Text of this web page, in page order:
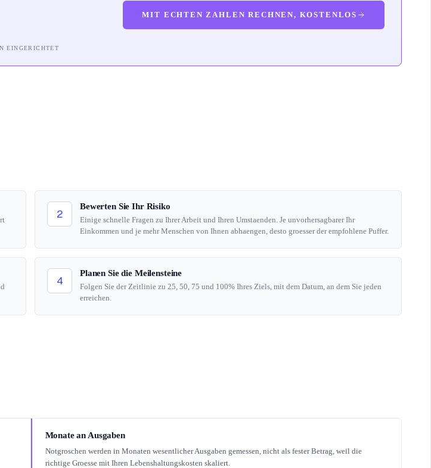
MIT ECHTEN ZAHLEN RECHNEN, KOSTENLOS
EINGERICHTET
2
Bewerten Sie Ihr Risiko
Einige schnelle Fragen zu Ihrer Arbeit und Ihren Umstaenden. Je unvorhersagbarer Ihr
Einkommen und je mehr Menschen von Ihnen abhaengen, desto groesser der empfohlene Puffer.
4
Planen Sie die Meilensteine
Folgen Sie der Zeitlinie zu 25, 50, 75 und 100% Ihres Ziels, mit dem Datum, an dem Sie jeden
erreichen.
Monate an Ausgaben
Notgroschen werden in Monaten wesentlicher Ausgaben gemessen, nicht als fester Betrag, weil die
richtige Groesse mit Ihren Lebenshaltungskosten skaliert.